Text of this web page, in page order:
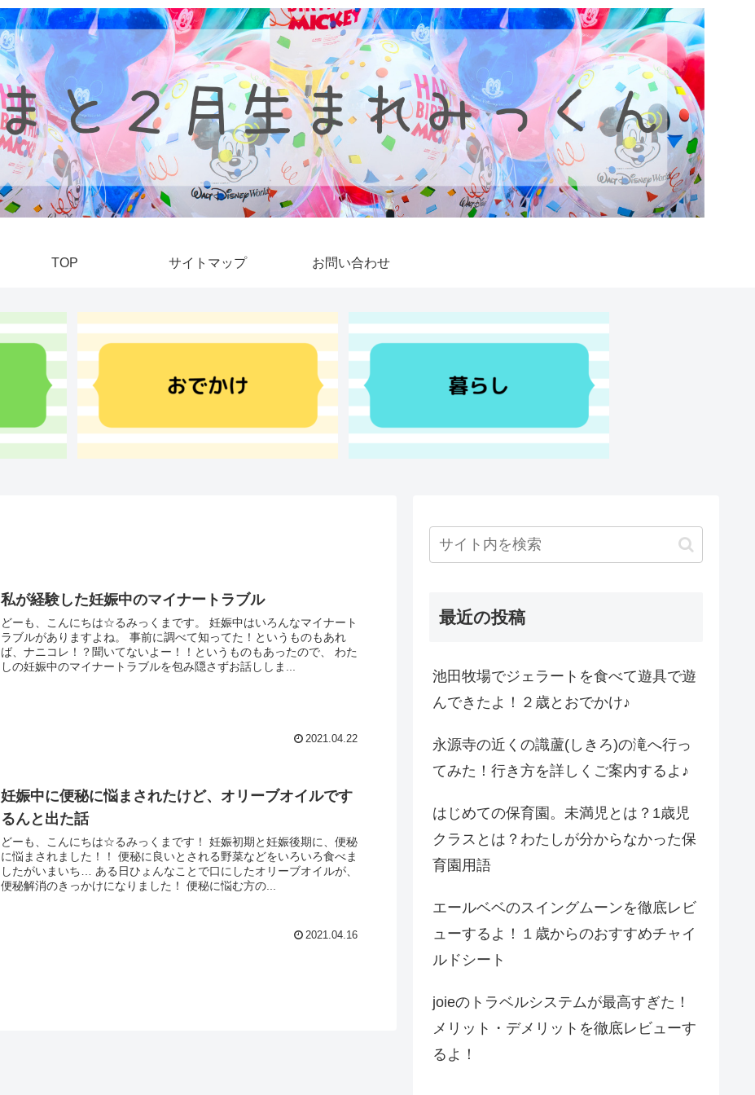
TOP サイトマップ お問い合わせ
私が経験した妊娠中のマイナートラブル
どーも、こんにちは☆るみっくまです。 妊娠中はいろんなマイナート
ラブルがありますよね。 事前に調べて知ってた！というものもあれ
ば、ナニコレ！？聞いてないよー！！というものもあったので、 わた
しの妊娠中のマイナートラブルを包み隠さずお話ししま...
2021.04.22
妊娠中に便秘に悩まされたけど、オリーブオイルです
るんと出た話
どーも、こんにちは☆るみっくまです！ 妊娠初期と妊娠後期に、便秘
に悩まされました！！ 便秘に良いとされる野菜などをいろいろ食べま
したがいまいち… ある日ひょんなことで口にしたオリーブオイルが、
便秘解消のきっかけになりました！ 便秘に悩む方の...
2021.04.16
最近の投稿
池田牧場でジェラートを食べて遊具で遊
んできたよ！２歳とおでかけ♪
永源寺の近くの識蘆(しきろ)の滝へ行っ
てみた！行き方を詳しくご案内するよ♪
はじめての保育園。未満児とは？1歳児
クラスとは？わたしが分からなかった保
育園用語
エールベベのスイングムーンを徹底レビ
ューするよ！１歳からのおすすめチャイ
ルドシート
joieのトラベルシステムが最高すぎた！
メリット・デメリットを徹底レビューす
るよ！